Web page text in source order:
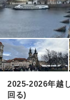
ク
ニ
ェ
ジ
ー
ュ
2025-2026年越
回る)